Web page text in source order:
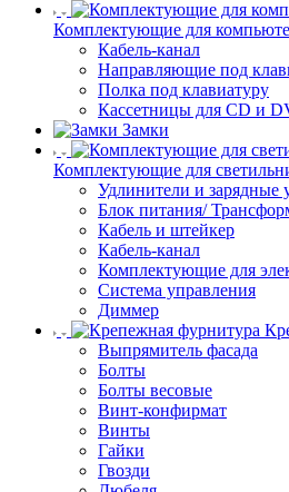
Комплектующие для
Кабель-канал
Направляющие под
Полка под клавиатуру
Кассетницы для CD и
Замки
Комплектующие для
Удлинители и зарядные
Блок питания/
Кабель и штейкер
Кабель-канал
Комплектующие для
Система управления
Диммер
Выпрямитель фасада
Болты
Болты весовые
Винт-конфирмат
Винты
Гайки
Гвозди